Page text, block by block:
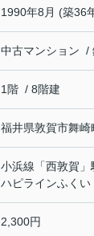
1990年8月 (築36
中古マンション /
1階 / 8階建
福井県敦賀市舞崎
小浜線 「西敦賀
ハピラインふくい
2,300円